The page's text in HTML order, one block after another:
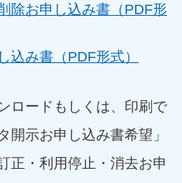
除お申し込み書（PDF形
込み書（PDF形式）
ロードもしくは、印刷で
開示お申し込み書希望」
正・利用停止・消去お申